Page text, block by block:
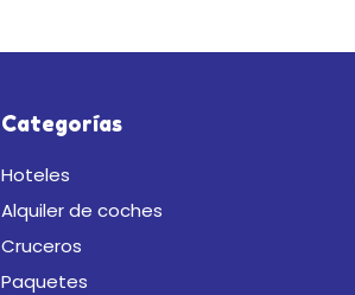
Categorías
Hoteles
Alquiler de coches
Cruceros
Paquetes